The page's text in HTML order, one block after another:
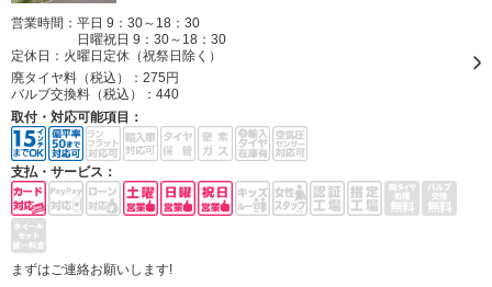
営業時間：平日 9：30～18：30
日曜祝日 9：30～18：30
定休日： 火曜日定休（祝祭日除く）
廃タイヤ料（税込）： 275円
バルブ交換料（税込）： 440
取付・対応可能項目：
支払・サービス：
まずはご連絡お願いします!